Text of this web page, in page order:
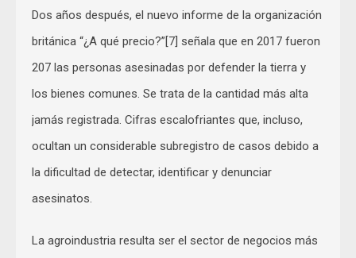
Dos años después, el nuevo informe de la organización
británica “¿A qué precio?”[7] señala que en 2017 fueron
207 las personas asesinadas por defender la tierra y
los bienes comunes. Se trata de la cantidad más alta
jamás registrada. Cifras escalofriantes que, incluso,
ocultan un considerable subregistro de casos debido a
la dificultad de detectar, identificar y denunciar
asesinatos.
La agroindustria resulta ser el sector de negocios más